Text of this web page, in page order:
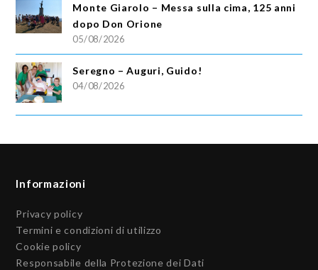
Monte Giarolo – Messa sulla cima, 125 anni
dopo Don Orione
05/08/2026
Seregno – Auguri, Guido!
04/08/2026
Informazioni
Privacy policy
Termini e condizioni di utilizzo
Cookie policy
Responsabile della Protezione dei Dati